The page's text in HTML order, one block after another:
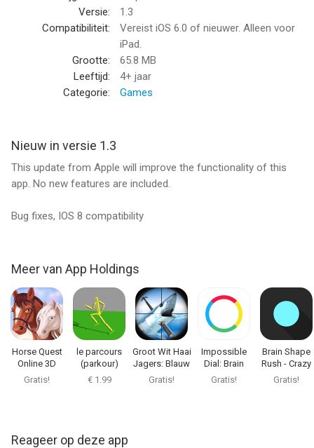
Amazing Decorations like:
* Cute Worms!
friends jealous!
--
Candy Factory Food Maker HD Free by Treat Making Center
4 jaar.
Informatie voor Candy Factory Food Maker HD Free by Treat
Making Center Gamesis het laatst vergeleken op 8 Aug om
09:38.
Versie:
1.3
Compatibiliteit:
Vereist iOS 6.0 of nieuwer. Alleen voor
iPad.
Grootte:
65.8 MB
Leeftijd:
4+ jaar
Categorie:
Games
Nieuw in versie 1.3
This update from Apple will improve the functionality of this
app. No new features are included.
Bug fixes, IOS 8 compatibility
Meer van App Holdings
Horse Quest
Online 3D
Simulator - My
Gratis!
le parcours
(parkour)
€ 1.99
Groot Wit Haai
Jagers: Blauw
Zee Speer
Gratis!
Impossible
Dial: Brain
Reflex &
Gratis!
Brain Shape
Rush - Crazy
Geometry
Gratis!
Reageer op deze app